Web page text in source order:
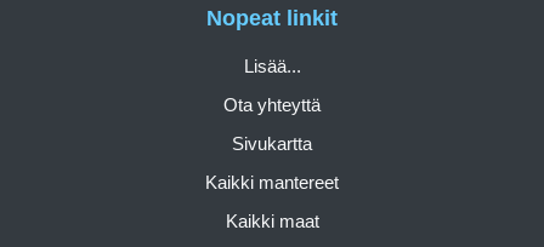
Nopeat linkit
Lisää...
Ota yhteyttä
Sivukartta
Kaikki mantereet
Kaikki maat